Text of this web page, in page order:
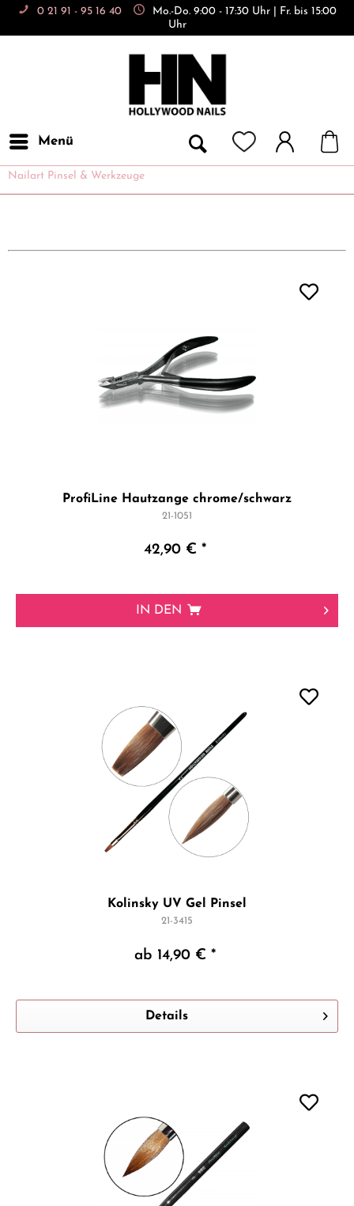
0 21 91 - 95 16 40
Mo.-Do. 9:00 - 17:30 Uhr | Fr. bis 15:00
Uhr
Menü
Nailart Pinsel & Werkzeuge
ProfiLine Hautzange chrome/schwarz
21-1051
42,90 € *
IN DEN
Kolinsky UV Gel Pinsel
21-3415
ab 14,90 € *
Details